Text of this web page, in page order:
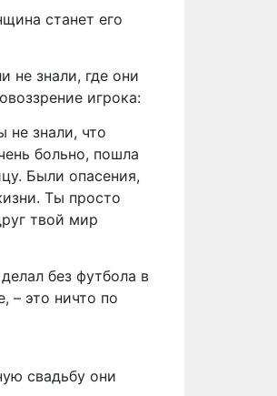
станет его
не знали, где они
игрока:
не знали, что
больно, пошла
Были опасения,
Ты просто
твой мир
без футбола в
– это ничто по
свадьбу они